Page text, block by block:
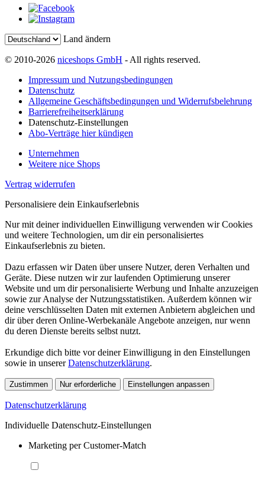
Land ändern
© 2010-2026 niceshops GmbH - All rights reserved.
Impressum und Nutzungsbedingungen
Datenschutz
Allgemeine Geschäftsbedingungen und Widerrufsbelehrung
Barrierefreiheitserklärung
Datenschutz-Einstellungen
Abo-Verträge hier kündigen
Unternehmen
Weitere nice Shops
Vertrag widerrufen
Personalisiere dein Einkaufserlebnis
Nur mit deiner individuellen Einwilligung verwenden wir Cookies
und weitere Technologien, um dir ein personalisiertes
Einkaufserlebnis zu bieten.
Dazu erfassen wir Daten über unsere Nutzer, deren Verhalten und
Geräte. Diese nutzen wir zur laufenden Optimierung unserer
Website und um dir personalisierte Werbung und Inhalte anzuzeigen
sowie zur Analyse der Nutzungsstatistiken. Außerdem können wir
deine verschlüsselten Daten mit externen Anbietern abgleichen und
dir über deren Online-Werbekanäle Angebote anzeigen, nur wenn
du deren Dienste bereits selbst nutzt.
Erkundige dich bitte vor deiner Einwilligung in den Einstellungen
sowie in unsererDatenschutzerklärung.
Zustimmen Nur erforderliche Einstellungen anpassen
Datenschutzerklärung
Individuelle Datenschutz-Einstellungen
Marketing per Customer-Match